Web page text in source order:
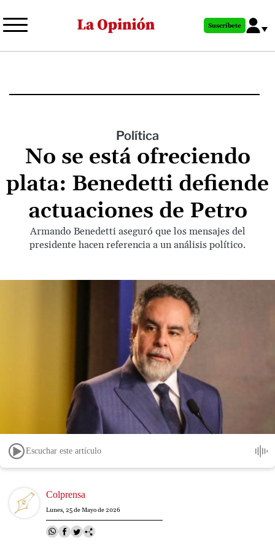
al
principal
Suscríbete
Política
No se está ofreciendo
plata: Benedetti defiende
actuaciones de Petro
Armando Benedetti aseguró que los mensajes del
presidente hacen referencia a un análisis político.
Escuchar este artículo
Image Colprensa
Lunes, 25 de Mayo de 2026